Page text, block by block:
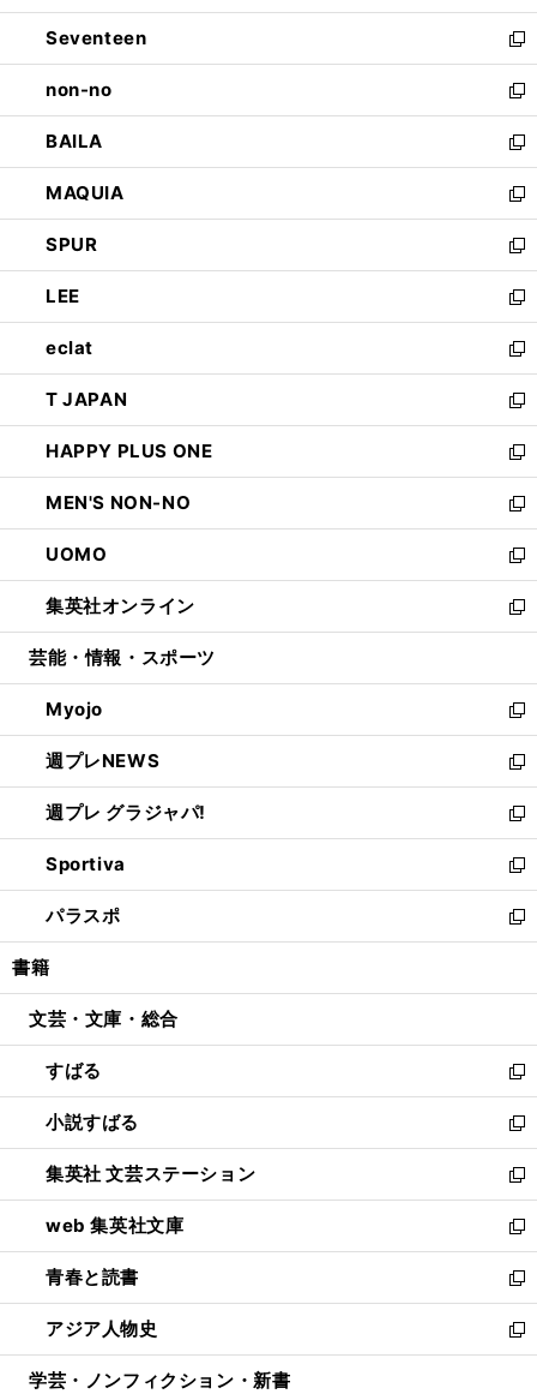
開
く
ウ
で
開
く
ン
ド
ウ
で
開
く
Seventeen
新
し
い
ウ
ィ
ン
ド
ウ
で
開
く
non-no
新
し
い
ウ
ィ
ン
ド
ウ
で
開
く
BAILA
新
し
い
ウ
ィ
ン
ド
ウ
で
開
く
MAQUIA
新
し
い
ウ
ィ
ン
ド
ウ
で
開
く
SPUR
新
し
い
ウ
ィ
ン
ド
ウ
で
開
く
LEE
新
し
い
ウ
ィ
ン
ド
ウ
で
開
く
eclat
新
し
い
ウ
ィ
ン
ド
ウ
で
開
く
T JAPAN
新
し
い
ウ
ィ
ン
ド
ウ
で
開
HAPPY PLUS ONE
新
し
い
ウ
ィ
ン
ド
ウ
開
く
MEN'S NON-NO
新
し
い
ウ
ィ
ン
ウ
で
開
く
UOMO
新
し
い
ウ
ン
ド
ウ
で
開
く
集英社オンライン
新
し
ウ
ィ
ン
ド
ウ
で
開
く
芸能・情報・スポーツ
Myojo
新
し
い
ウ
ィ
ン
ド
ウ
で
開
週プレNEWS
新
し
い
ウ
ィ
ン
ド
ウ
開
週プレ グラジャパ!
新
し
い
ウ
ィ
ン
ウ
開
く
Sportiva
新
し
い
ウ
ン
ウ
で
開
く
パラスポ
新
し
ウ
ン
ド
ウ
で
開
く
書籍
文芸・文庫・総合
すばる
新
し
い
ウ
ィ
ン
ド
ウ
で
開
く
小説すばる
新
し
い
ウ
ィ
ン
ド
ウ
で
開
集英社 文芸ステーション
新
し
い
ウ
ィ
ン
ド
ウ
web 集英社文庫
新
し
い
ウ
ィ
ン
青春と読書
新
し
い
ウ
アジア人物史
新
し
学芸・ノンフィクション・新書